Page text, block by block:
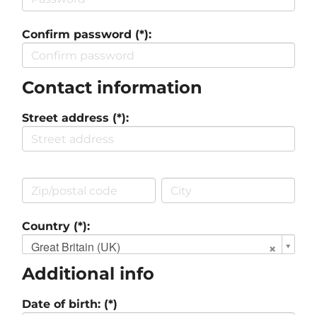
Confirm password (*):
Contact information
Street address (*):
Country (*):
Great Britain (UK)
Additional info
Date of birth: (*)